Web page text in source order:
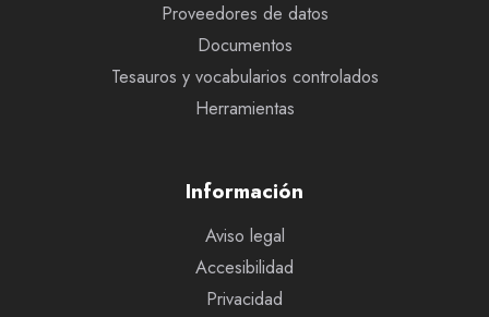
Proveedores de datos
Documentos
Tesauros y vocabularios controlados
Herramientas
Información
Aviso legal
Accesibilidad
Privacidad